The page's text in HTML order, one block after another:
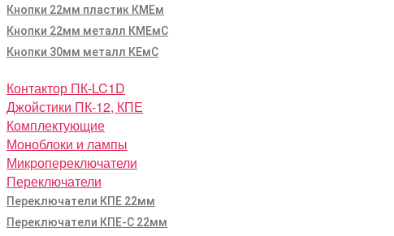
Кнопки 22мм пластик КМЕм
Кнопки 22мм металл КМЕмС
Кнопки 30мм металл КЕмС
Контактор ПК-LC1D
Джойстики ПК-12, КПЕ
Комплектующие
Моноблоки и лампы
Микропереключатели
Переключатели
Переключатели КПЕ 22мм
Переключатели КПЕ-С 22мм